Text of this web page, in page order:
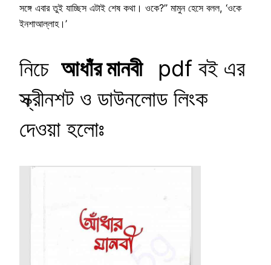
সঙ্গে এবার তুই যাচ্ছিস এটাই শেষ কথা। ওকে?” মামুন হেসে বলল, ‘ওকে
ইনশাআল্লাহ।’
নিচে আধাঁর মানবী pdf বই এর
স্ক্রীনশট ও ডাউনলোড লিংক
দেওয়া হলোঃ